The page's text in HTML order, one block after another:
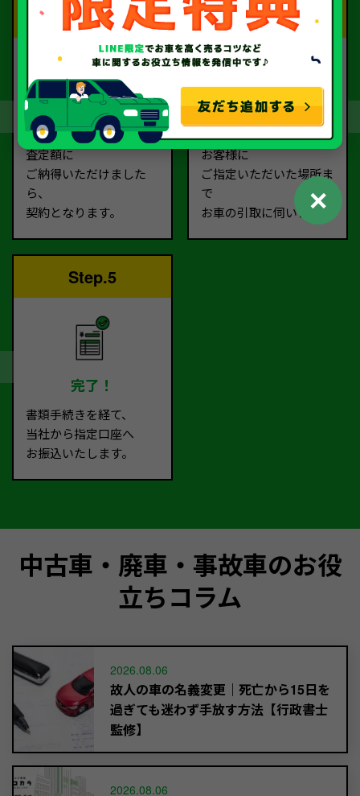
Step.3
契約
査定額に
ご納得いただけました
ら、
契約となります。
Step.4
お引取り
お客様に
ご指定いただいた場所ま
で
お車の引取に伺います。
Step.5
完了！
書類手続きを経て、
当社から指定口座へ
お振込いたします。
中古車・廃車・事故車のお役
立ちコラム
2026.08.06
故人の車の名義変更｜死亡から15日を
過ぎても迷わず手放す方法【行政書士
監修】
2026.08.06
✕